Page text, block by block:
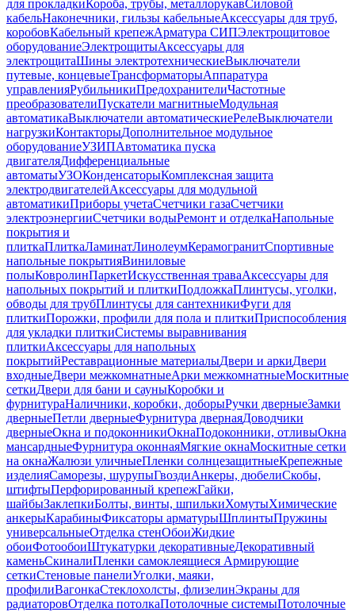
для прокладкиКороба, трубы, металлорукавСиловой
кабельНаконечники, гильзы кабельныеАксессуары для труб,
коробовКабельный крепежАрматура СИПЭлектрощитовое
оборудованиеЭлектрощитыАксессуары для
электрощитаШины электротехническиеВыключатели
путевые, концевыеТрансформаторыАппаратура
управленияРубильникиПредохранителиЧастотные
преобразователиПускатели магнитныеМодульная
автоматикаВыключатели автоматическиеРелеВыключатели
нагрузкиКонтакторыДополнительное модульное
оборудованиеУЗИПАвтоматика пуска
двигателяДифференциальные
автоматыУЗОКонденсаторыКомплексная защита
электродвигателейАксессуары для модульной
автоматикиПриборы учетаСчетчики газаСчетчики
электроэнергииСчетчики водыРемонт и отделкаНапольные
покрытия и
плиткаПлиткаЛаминатЛинолеумКерамогранитСпортивные
напольные покрытияВиниловые
полыКовролинПаркетИскусственная траваАксессуары для
напольных покрытий и плиткиПодложкаПлинтусы, уголки,
обводы для трубПлинтусы для сантехникиФуги для
плиткиПорожки, профили для пола и плиткиПриспособления
для укладки плиткиСистемы выравнивания
плиткиАксессуары для напольных
покрытийРеставрационные материалыДвери и аркиДвери
входныеДвери межкомнатныеАрки межкомнатныеМоскитные
сеткиДвери для бани и сауныКоробки и
фурнитураНаличники, коробки, доборыРучки дверныеЗамки
дверныеПетли дверныеФурнитура двернаяДоводчики
дверныеОкна и подоконникиОкнаПодоконники, отливыОкна
мансардныеФурнитура оконнаяМягкие окнаМоскитные сетки
на окнаЖалюзи уличныеПленки солнцезащитныеКрепежные
изделияСаморезы, шурупыГвоздиАнкеры, дюбелиСкобы,
штифтыПерфорированный крепежГайки,
шайбыЗаклепкиБолты, винты, шпилькиХомутыХимические
анкерыКарабиныФиксаторы арматурыШплинтыПружины
универсальныеОтделка стенОбоиЖидкие
обоиФотообоиШтукатурки декоративныеДекоративный
каменьСкиналиПленки самоклеящиеся Армирующие
сеткиСтеновые панелиУголки, маяки,
профилиВагонкаСтеклохолсты, флизелинЭкраны для
радиаторовОтделка потолкаПотолочные системыПотолочные